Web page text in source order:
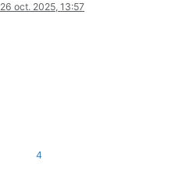
26 oct. 2025, 13:57
4